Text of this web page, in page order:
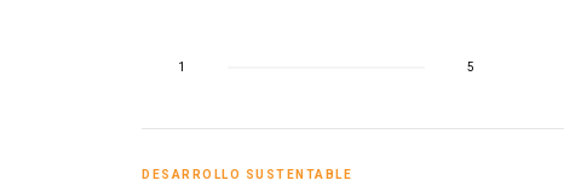
1 5
DESARROLLO SUSTENTABLE